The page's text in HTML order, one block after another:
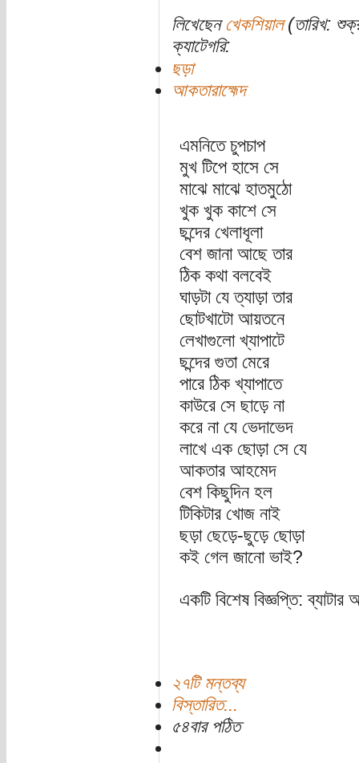
লিখেছেন খেকশিয়াল(তারিখ:
ক্যাটেগরি:
ছড়া
আকতারাহ্মেদ
এমনিতে চুপচাপ
মুখ টিপে হাসে সে
মাঝে মাঝে হাতমুঠো
খুক খুক কাশে সে
ছন্দের খেলাধূলা
বেশ জানা আছে তার
ঠিক কথা বলবেই
ঘাড়টা যে ত্যাড়া তার
ছোটখাটো আয়তনে
লেখাগুলো খ্যাপাটে
ছন্দের গুতা মেরে
পারে ঠিক খ্যাপাতে
কাউরে সে ছাড়ে না
করে না যে ভেদাভেদ
লাখে এক ছোড়া সে যে
আকতার আহমেদ
বেশ কিছুদিন হল
টিকিটার খোজ নাই
ছড়া ছেড়ে-ছুড়ে ছোড়া
কই গেল জানো ভাই?
একটি বিশেষ বিজ্ঞপ্তি:
২৭টি মন্তব্য
বিস্তারিত...
৫৪বার পঠিত